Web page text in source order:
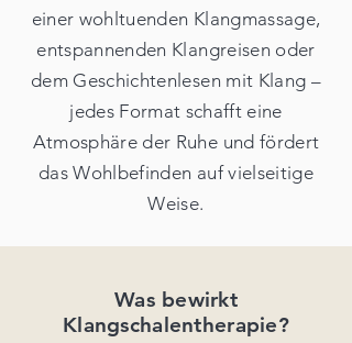
einer wohltuenden Klangmassage,
entspannenden Klangreisen oder
dem Geschichtenlesen mit Klang –
jedes Format schafft eine
Atmosphäre der Ruhe und fördert
das Wohlbefinden auf vielseitige
Weise.
Was bewirkt
Klangschalentherapie?